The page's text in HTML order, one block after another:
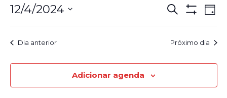
e
de
visuais
Procurar
Filtersdo
Dia
12/4/2024
data.
Dia anterior Próximo dia
Adicionar agenda